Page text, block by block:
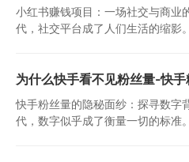
小红书赚钱项目：一场社交与商业
代，社交平台成了人们生活的缩影
为什么快手看不见粉丝量-快
快手粉丝量的隐秘面纱：探寻数字
代，数字似乎成了衡量一切的标准